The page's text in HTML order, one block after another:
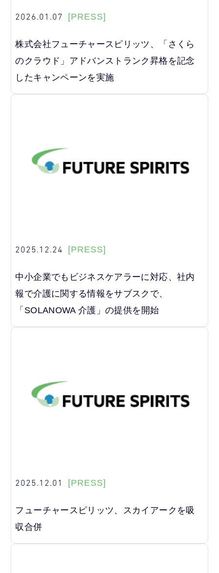
2026.01.07 [PRESS]
株式会社フューチャースピリッツ、「さくら
のクラウド」アドバンストランク昇格を記念
したキャンペーンを実施
2025.12.24 [PRESS]
中小企業でもビジネスケアラーに対応、社内
報で介護に関する情報をサブスクで、
「SOLANOWA 介護」の提供を開始
2025.12.01 [PRESS]
フューチャースピリッツ、スカイアークを吸
収合併